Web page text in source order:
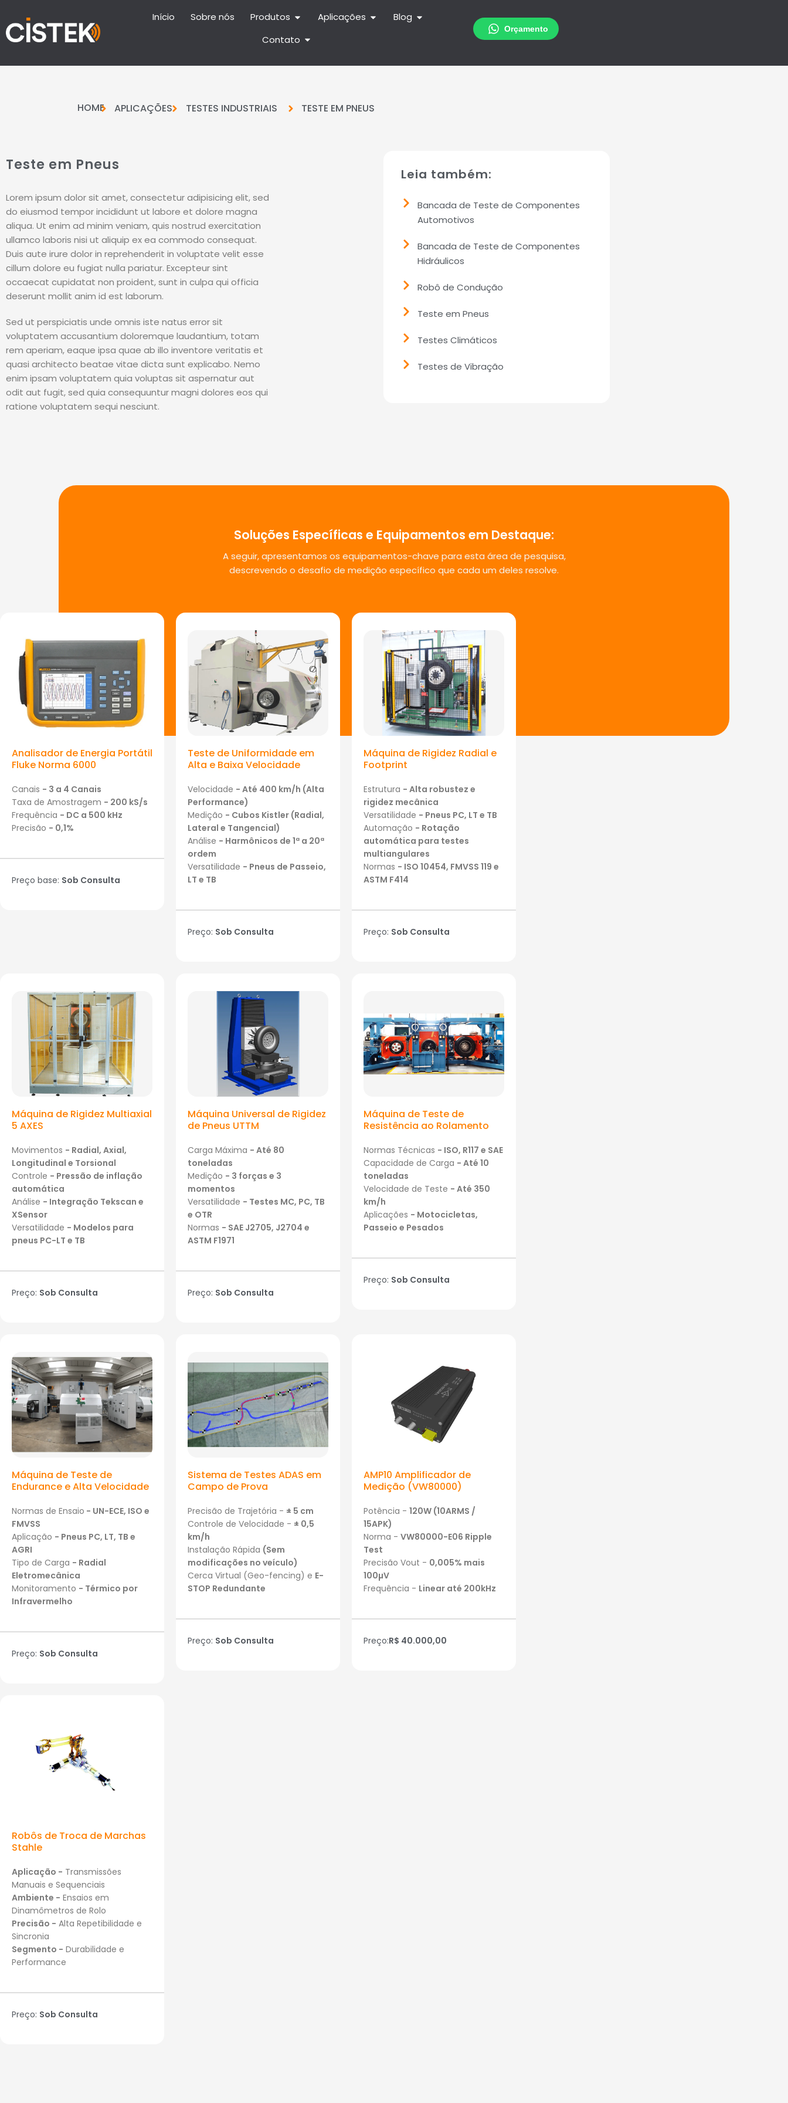
Início Sobre nós Produtos Aplicações
Blog
Contato
HOME APLICAÇÕES TESTES INDUSTRIAIS TESTE EM PNEUS
Teste em Pneus
Lorem ipsum dolor sit amet, consectetur adipisicing elit, sed
do eiusmod tempor incididunt ut labore et dolore magna
aliqua. Ut enim ad minim veniam, quis nostrud exercitation
ullamco laboris nisi ut aliquip ex ea commodo consequat.
Duis aute irure dolor in reprehenderit in voluptate velit esse
cillum dolore eu fugiat nulla pariatur. Excepteur sint
occaecat cupidatat non proident, sunt in culpa qui officia
deserunt mollit anim id est laborum.
Sed ut perspiciatis unde omnis iste natus error sit
voluptatem accusantium doloremque laudantium, totam
rem aperiam, eaque ipsa quae ab illo inventore veritatis et
quasi architecto beatae vitae dicta sunt explicabo. Nemo
enim ipsam voluptatem quia voluptas sit aspernatur aut
odit aut fugit, sed quia consequuntur magni dolores eos qui
ratione voluptatem sequi nesciunt.
Leia também:
Bancada de Teste de Componentes
Automotivos
Bancada de Teste de Componentes
Hidráulicos
Robô de Condução
Teste em Pneus
Testes Climáticos
Testes de Vibração
Soluções Específicas e Equipamentos em Destaque:
A seguir, apresentamos os equipamentos-chave para esta área de pesquisa,
descrevendo o desafio de medição específico que cada um deles resolve.
Analisador de Energia Portátil
Fluke Norma 6000
Canais - 3 a 4 Canais
Taxa de Amostragem - 200 kS/s
Frequência - DC a 500 kHz
Precisão - 0,1%
Preço base: Sob Consulta
Teste de Uniformidade em
Alta e Baixa Velocidade
Velocidade - Até 400 km/h (Alta
Performance)
Medição - Cubos Kistler (Radial,
Lateral e Tangencial)
Análise - Harmônicos de 1ª a 20ª
ordem
Versatilidade - Pneus de Passeio,
LT e TB
Preço: Sob Consulta
Máquina de Rigidez Radial e
Footprint
Estrutura - Alta robustez e
rigidez mecânica
Versatilidade - Pneus PC, LT e TB
Automação - Rotação
automática para testes
multiangulares
Normas - ISO 10454, FMVSS 119 e
ASTM F414
Preço: Sob Consulta
Máquina de Rigidez Multiaxial
5 AXES
Movimentos - Radial, Axial,
Longitudinal e Torsional
Controle - Pressão de inflação
automática
Análise - Integração Tekscan e
XSensor
Versatilidade - Modelos para
pneus PC-LT e TB
Preço: Sob Consulta
Máquina Universal de Rigidez
de Pneus UTTM
Carga Máxima - Até 80
toneladas
Medição - 3 forças e 3
momentos
Versatilidade - Testes MC, PC, TB
e OTR
Normas - SAE J2705, J2704 e
ASTM F1971
Preço: Sob Consulta
Máquina de Teste de
Resistência ao Rolamento
Normas Técnicas - ISO, R117 e SAE
Capacidade de Carga - Até 10
toneladas
Velocidade de Teste - Até 350
km/h
Aplicações - Motocicletas,
Passeio e Pesados
Preço: Sob Consulta
Máquina de Teste de
Endurance e Alta Velocidade
Normas de Ensaio - UN-ECE, ISO e
FMVSS
Aplicação - Pneus PC, LT, TB e
AGRI
Tipo de Carga - Radial
Eletromecânica
Monitoramento - Térmico por
Infravermelho
Preço: Sob Consulta
Sistema de Testes ADAS em
Campo de Prova
Precisão de Trajetória - ± 5 cm
Controle de Velocidade - ± 0,5
km/h
Instalação Rápida (Sem
modificações no veículo)
Cerca Virtual (Geo-fencing) e E-
STOP Redundante
Preço: Sob Consulta
AMP10 Amplificador de
Medição (VW80000)
Potência - 120W (10ARMS /
15APK)
Norma - VW80000-E06 Ripple
Test
Precisão Vout - 0,005% mais
100µV
Frequência - Linear até 200kHz
Preço:R$ 40.000,00
Robôs de Troca de Marchas
Stahle
Aplicação - Transmissões
Manuais e Sequenciais
Ambiente - Ensaios em
Dinamômetros de Rolo
Precisão - Alta Repetibilidade e
Sincronia
Segmento - Durabilidade e
Performance
Preço: Sob Consulta